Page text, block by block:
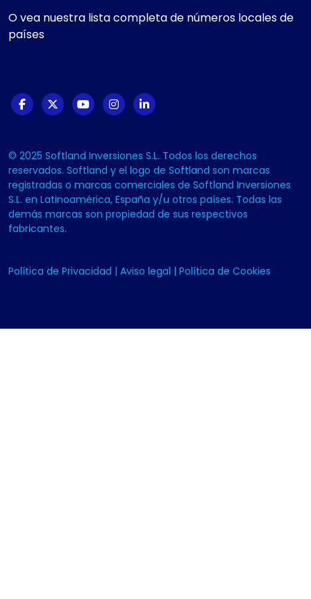
O vea nuestra lista completa de números locales de
países
© 2025 Softland Inversiones S.L. Todos los derechos
reservados. Softland y el logo de Softland son marcas
registradas o marcas comerciales de Softland Inversiones
S.L. en Latinoamérica, España y/u otros países. Todas las
demás marcas son propiedad de sus respectivos
fabricantes.
Política de Privacidad | Aviso legal | Política de Cookies